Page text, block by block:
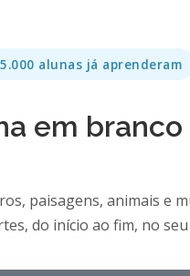
alunas já aprenderam
em
paisagens, animais e
do início ao fim, no